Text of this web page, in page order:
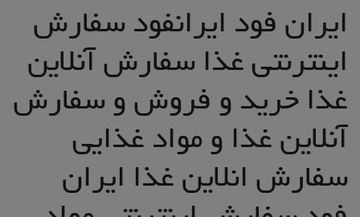
ایران فود ایرانفود سفارش
اینترنتی غذا سفارش آنلاین
غذا خرید و فروش و سفارش
آنلاین غذا و مواد غذایی
سفارش انلاین غذا ایران